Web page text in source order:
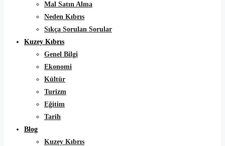
Mal Satın Alma
Neden Kıbrıs
Sıkça Sorulan Sorular
Kuzey Kıbrıs
Genel Bilgi
Ekonomi
Kültür
Turizm
Eğitim
Tarih
Blog
Kuzey Kıbrıs